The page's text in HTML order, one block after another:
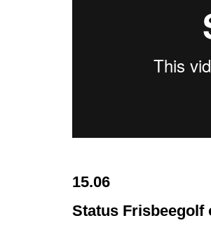
15.06
Status Frisbeegolf